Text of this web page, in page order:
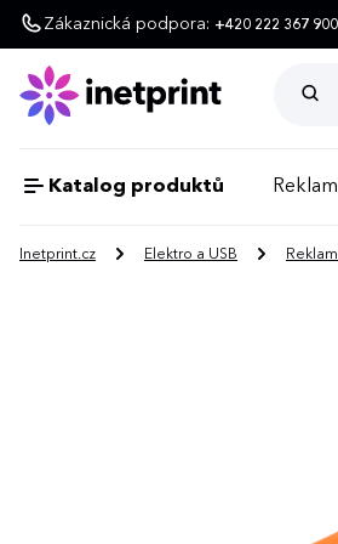
Zákaznická podpora: +420 222 367 900
Katalog produktů
Inetprint.cz Elektro a USB